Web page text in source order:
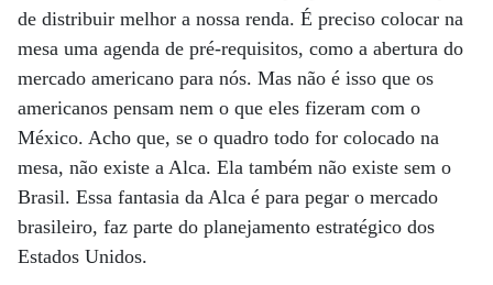
de distribuir melhor a nossa renda. É preciso colocar na
mesa uma agenda de pré-requisitos, como a abertura do
mercado americano para nós. Mas não é isso que os
americanos pensam nem o que eles fizeram com o
México. Acho que, se o quadro todo for colocado na
mesa, não existe a Alca. Ela também não existe sem o
Brasil. Essa fantasia da Alca é para pegar o mercado
brasileiro, faz parte do planejamento estratégico dos
Estados Unidos.